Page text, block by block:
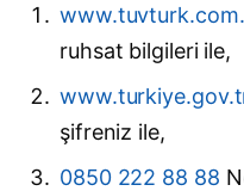
ruhsat bilgileri ile,
şifreniz ile,
0850 222 88 88